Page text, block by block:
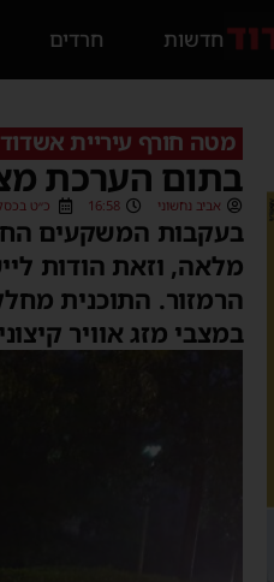
חדשות חרדים
מטה חורף עיריית אשדוד
בתום הערכת מצב כוננות
אביב נחשוני 16:58 כ״ט בכסלו
בעקבות המשקעים
מלאה, וזאת הודות
הרמזור. התוכנית
במצבי מזג אוויר